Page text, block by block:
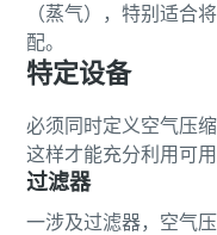
（蒸气），特别适合
配。
特定设备
必须同时定义空气压
这样才能充分利用可用
过滤器
一涉及过滤器，空气